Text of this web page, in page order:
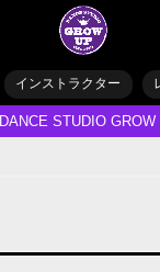
インストラクター
DANCE STUDIO GROW